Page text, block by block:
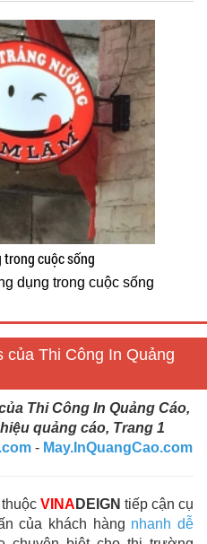
cuộc sống
dụng trong cuộc sống
của Thi Công In Quảng
Thi Công In Quảng Cáo,
quảng cáo, Trang 1
- May.InQuangCao.com
VINA DEIGN tiếp cận cụ
của khách hàng nhanh dễ